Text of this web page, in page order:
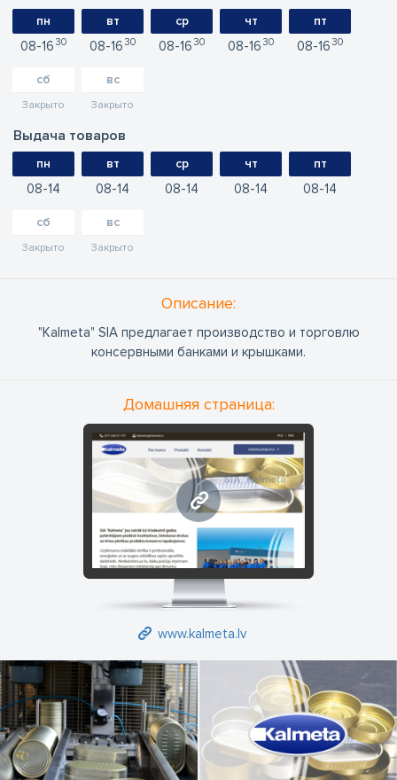
пн
08 16 30
вт
08 16 30
ср
08 16 30
чт
08 16 30
пт
08 16 30
сб
Закрыто
вс
Закрыто
Выдача товаров
пн
08 14
вт
08 14
ср
08 14
чт
08 14
пт
08 14
сб
Закрыто
вс
Закрыто
Oписание:
"Kalmeta" SIA предлагает производство и торговлю
консервными банками и крышками.
Домашняя страница:
www.kalmeta.lv
www.kalmeta.lv